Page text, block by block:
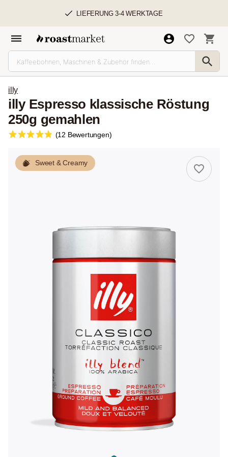
LIEFERUNG 3-4 WERKTAGE
illy
illy Espresso klassische Röstung
250g gemahlen
(12 Bewertungen)
Sweet & Creamy